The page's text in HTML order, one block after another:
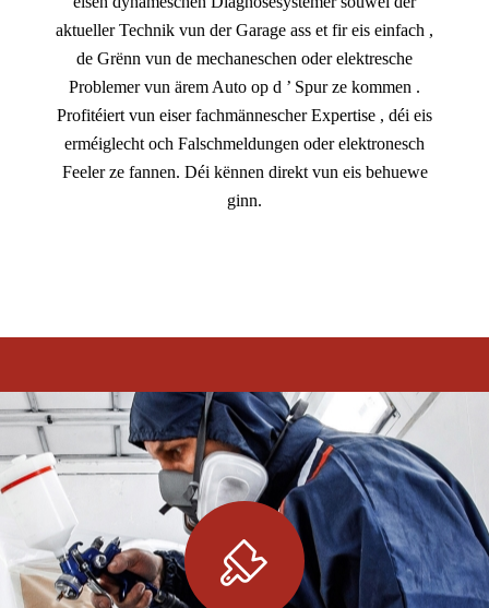
aktueller Technik vun der Garage ass et fir eis einfach ,
de Grënn vun de mechaneschen oder elektresche
Problemer vun ärem Auto op d ’ Spur ze kommen .
Profitéiert vun eiser fachmännescher Expertise , déi eis
erméiglecht och Falschmeldungen oder elektronesch
Feeler ze fannen. Déi kënnen direkt vun eis behuewe
ginn.